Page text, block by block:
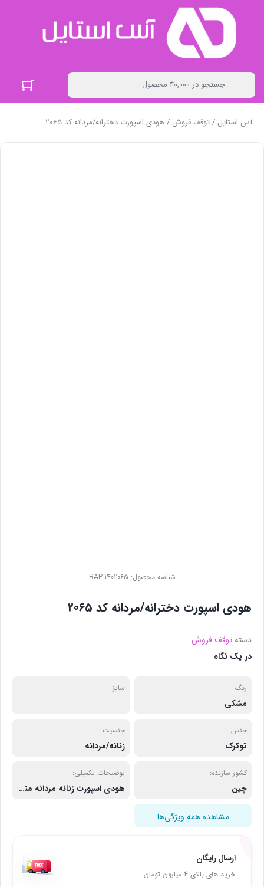
آس استایل /توقف فروش/ هودی اسپورت دخترانه/مردانه کد 2065
شناسه محصول: RAP-1402065
هودی اسپورت دخترانه/مردانه کد 2065
دسته:توقف فروش
در یک نگاه
رنگ
مشکی
سایز
جنس:
توکرک
جنسیت:
زنانه/مردانه
کشور سازنده:
چین
توضیحات تکمیلی:
هودی اسپورت زنانه مردانه مناسیب دو سایز 36 و 38 میباشد این محصول را میتوانید آقا و خانم با یکدیگر ست کنید
مشاهده همه ویژگی‌ها
ارسال رایگان
خرید های بالای 4 میلیون تومان